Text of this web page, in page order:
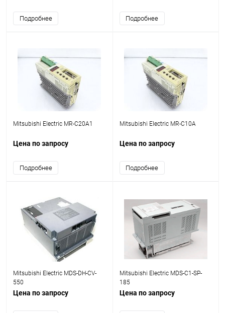
Подробнее Подробнее
Mitsubishi Electric MR-C20A1
Цена по запросу
Подробнее
Mitsubishi Electric MR-C10A
Цена по запросу
Подробнее
Mitsubishi Electric MDS-DH-CV-
550
Цена по запросу
Mitsubishi Electric MDS-C1-SP-
185
Цена по запросу